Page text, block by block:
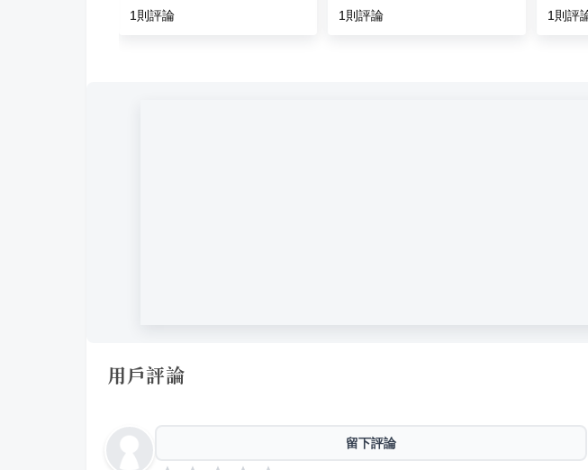
1 則評論 1 則評論 1 則評
用戶評論
留下評論